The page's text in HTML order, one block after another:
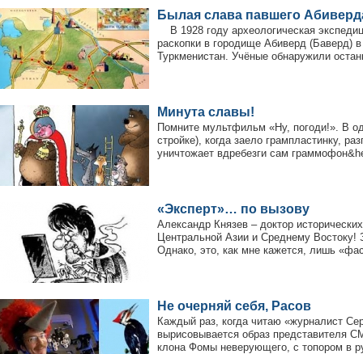
Былая слава павшего
В 1928 году археологическая
раскопки в городище Абиверд (Баверд)
Туркменистан. Учёные обнаружили
Минута славы!
Помните мультфильм «Ну, погоди!». В
стройке), когда заело грампластинку,
уничтожает вдребезги сам
«Эксперт»… по вызову
Александр Князев – доктор
Центральной Азии и Среднему Востоку!
Однако, это, как мне кажется, лишь
Не очерняй себя, Расов
Каждый раз, когда читаю «журналист
вырисовывается образ представителя
клона Фомы неверующего, с топором в